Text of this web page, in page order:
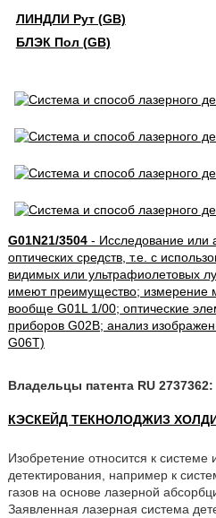
ЛИНДЛИ Рут (GB)
БЛЭК Пол (GB)
G01N21/3504- Исследование или
оптических средств, т.е. с
видимых или ультрафиолетовых
имеют преимущество; измерение
вообще G01L 1/00; оптические
приборов G02B; анализ
G06T)
Владельцы патента RU 2737362:
КЭСКЕЙД ТЕКНОЛОДЖИЗ
Изобретение относится к системе
детектирования, например к
газов на основе лазерной
Заявленная лазерная система